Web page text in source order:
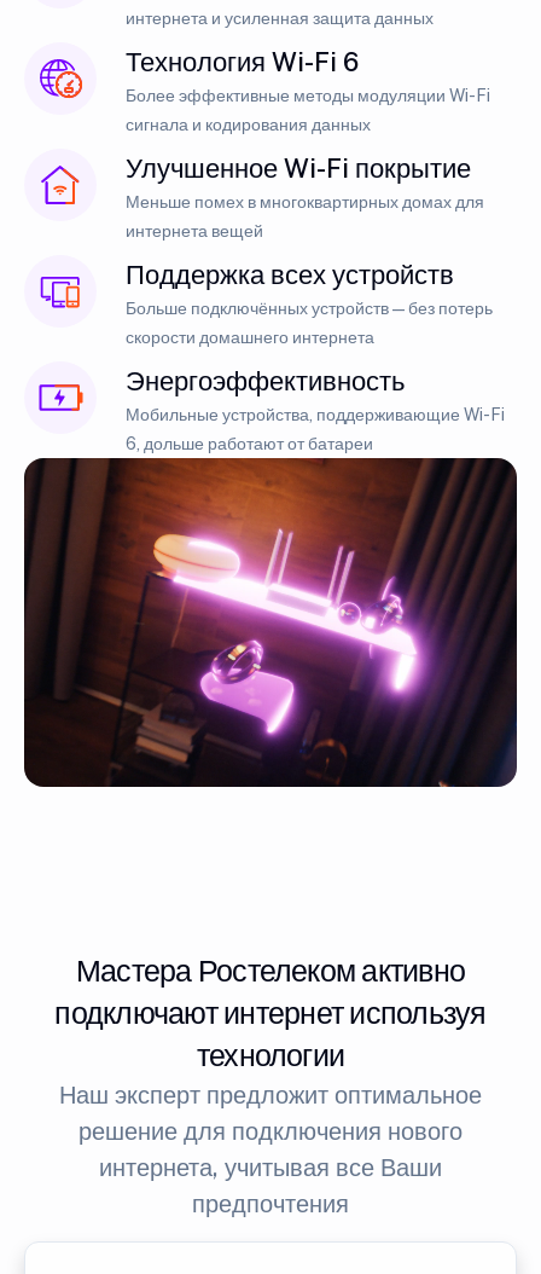
интернета и усиленная защита данных
Технология Wi-Fi 6
Более эффективные методы модуляции Wi-Fi
сигнала и кодирования данных
Улучшенное Wi-Fi покрытие
Меньше помех в многоквартирных домах для
интернета вещей
Поддержка всех устройств
Больше подключённых устройств — без потерь
скорости домашнего интернета
Энергоэффективность
Мобильные устройства, поддерживающие Wi-Fi
6, дольше работают от батареи
Мастера Ростелеком активно
подключают интернет используя
технологии
Наш эксперт предложит оптимальное
решение для подключения нового
интернета, учитывая все Ваши
предпочтения